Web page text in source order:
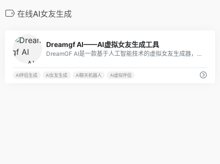
在线AI女友生成
Dreamgf AI——AI虚拟女友生成工具
DreamGF AI是一款基于人工智能技术的虚拟女友生成器，它通过深度学习和自然语言处理技术，使用户能够创建自己理想中的虚拟女友。
AI伴侣生成 AI女友生成 AI聊天机器人 AI虚拟伴侣